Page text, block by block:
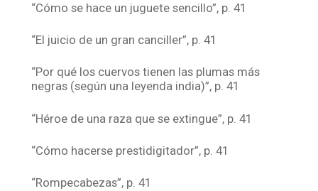
“Cómo se hace un juguete sencillo”, p. 41
“El juicio de un gran canciller”, p. 41
“Por qué los cuervos tienen las plumas más
negras (según una leyenda india)”, p. 41
“Héroe de una raza que se extingue”, p. 41
“Cómo hacerse prestidigitador”, p. 41
“Rompecabezas”, p. 41